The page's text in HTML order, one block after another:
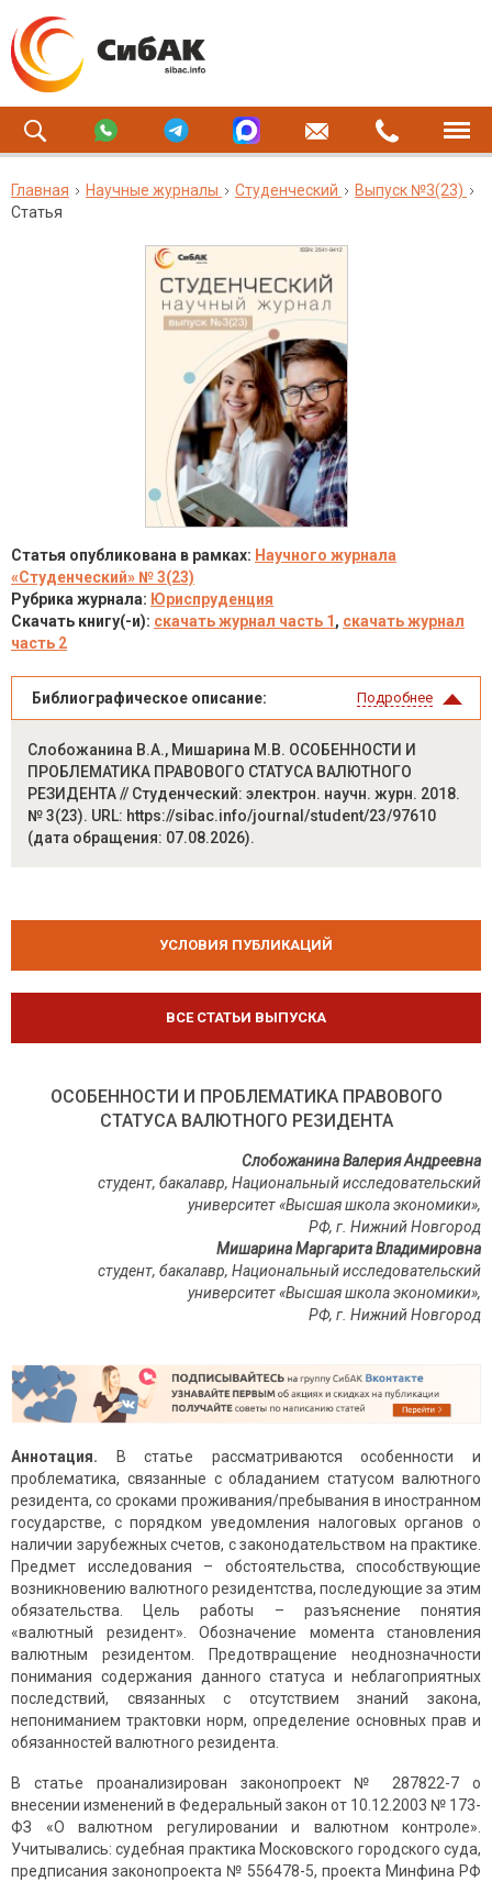
Главная Научные журналы Студенческий
Выпуск №3(23)
Статья
Статья опубликована в рамках: Научного журнала
«Студенческий» № 3(23)
Рубрика журнала: Юриспруденция
Скачать книгу(-и): скачать журнал часть 1 , скачать журнал
часть 2
Библиографическое описание: Подробнее
Слобожанина В.А., Мишарина М.В. ОСОБЕННОСТИ И
ПРОБЛЕМАТИКА ПРАВОВОГО СТАТУСА ВАЛЮТНОГО
РЕЗИДЕНТА // Студенческий: электрон. научн. журн. 2018.
№ 3(23). URL: https://sibac.info/journal/student/23/97610
(дата обращения: 07.08.2026).
УСЛОВИЯ ПУБЛИКАЦИЙ
ВСЕ СТАТЬИ ВЫПУСКА
ОСОБЕННОСТИ И ПРОБЛЕМАТИКА ПРАВОВОГО
СТАТУСА ВАЛЮТНОГО РЕЗИДЕНТА
Слобожанина Валерия Андреевна
студент, бакалавр, Национальный исследовательский
университет «Высшая школа экономики»,
РФ, г. Нижний Новгород
Мишарина Маргарита Владимировна
студент, бакалавр, Национальный исследовательский
университет «Высшая школа экономики»,
РФ, г. Нижний Новгород
Аннотация. В статье рассматриваются особенности и
проблематика, связанные с обладанием статусом валютного
резидента, со сроками проживания/пребывания в иностранном
государстве, с порядком уведомления налоговых органов о
наличии зарубежных счетов, с законодательством на практике.
Предмет исследования – обстоятельства, способствующие
возникновению валютного резидентства, последующие за этим
обязательства. Цель работы – разъяснение понятия
«валютный резидент». Обозначение момента становления
валютным резидентом. Предотвращение неоднозначности
понимания содержания данного статуса и неблагоприятных
последствий, связанных с отсутствием знаний закона,
непониманием трактовки норм, определение основных прав и
обязанностей валютного резидента.
В статье проанализирован законопроект № 287822-7 о
внесении изменений в Федеральный закон от 10.12.2003 № 173-
ФЗ «О валютном регулировании и валютном контроле».
Учитывались: судебная практика Московского городского суда,
предписания законопроекта № 556478-5, проекта Минфина РФ